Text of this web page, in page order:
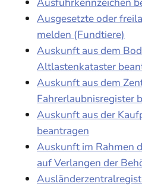
Ausgesetzte oder
melden (Fundtiere)
Auskunft aus dem
Altlastenkataster
Auskunft aus dem
Fahrerlaubnisregister
Auskunft aus der
beantragen
Auskunft im Rahmen
auf Verlangen der